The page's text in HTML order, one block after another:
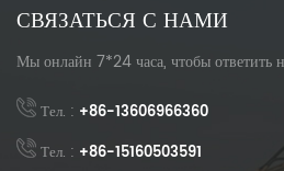
СВЯЗАТЬСЯ С НАМИ
Мы онлайн 7*24 часа, чтобы ответить
Тел. : +86-13606966360
Тел. : +86-15160503591